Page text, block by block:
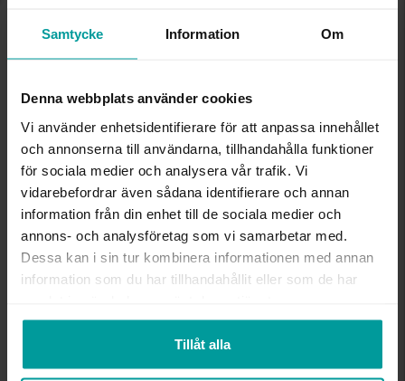
Samtycke Information Om
Denna webbplats använder cookies
Vi använder enhetsidentifierare för att anpassa innehållet
och annonserna till användarna, tillhandahålla funktioner
för sociala medier och analysera vår trafik. Vi
vidarebefordrar även sådana identifierare och annan
information från din enhet till de sociala medier och
annons- och analysföretag som vi samarbetar med.
Dessa kan i sin tur kombinera informationen med annan
information som du har tillhandahållit eller som de har
Tillåt alla
VARUMÄRKE
Albrekts Guld
MATERIAL
Papp,glas
Liknande produkter
REA